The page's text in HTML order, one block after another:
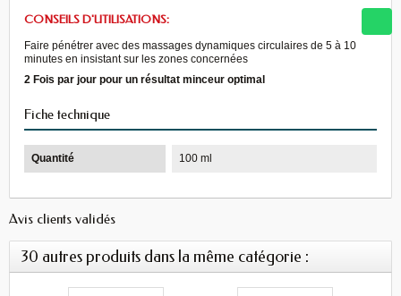
CONSEILS D'UTILISATIONS:
Faire pénétrer avec des massages dynamiques circulaires de 5 à 10
minutes en insistant sur les zones concernées
2 Fois par jour pour un résultat minceur optimal
Fiche technique
Quantité 100 ml
Avis clients validés
30 autres produits dans la même catégorie :